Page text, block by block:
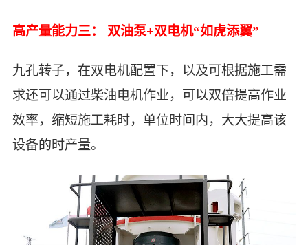
高产量能力三： 双油泵+双电机“如虎添翼”
九孔转子，在双电机配置下，以及可根据施工需
求还可以通过柴油电机作业，可以双倍提高作业
效率，缩短施工耗时，单位时间内，大大提高该
设备的时产量。